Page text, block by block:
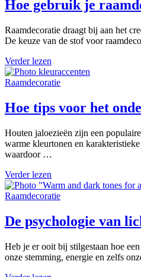
Hoe gebruik je
Raamdecoratie draagt bij aan het
De keuze van de stof voor
Verder lezen
Raamdecoratie
Hoe tips voor het
Houten jaloezieën zijn een
warme kleurtonen en
waardoor …
Verder lezen
Raamdecoratie
De psychologie van
Heb je er ooit bij stilgestaan hoe
onze stemming, energie en zelfs